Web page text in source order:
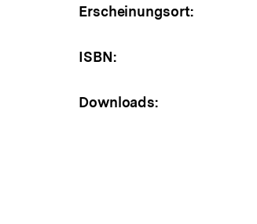
Erscheinungsort:
ISBN:
Downloads: